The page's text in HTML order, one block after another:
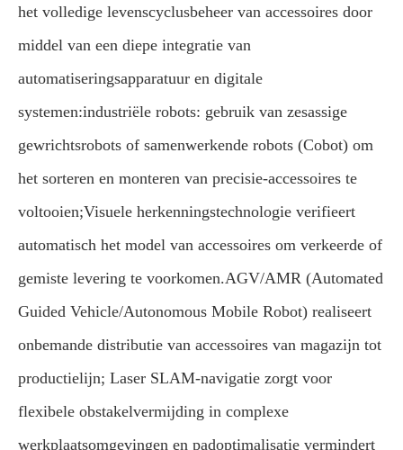
het volledige levenscyclusbeheer van accessoires door
middel van een diepe integratie van
automatiseringsapparatuur en digitale
systemen:industriële robots: gebruik van zesassige
gewrichtsrobots of samenwerkende robots (Cobot) om
het sorteren en monteren van precisie-accessoires te
voltooien;Visuele herkenningstechnologie verifieert
automatisch het model van accessoires om verkeerde of
gemiste levering te voorkomen.AGV/AMR (Automated
Guided Vehicle/Autonomous Mobile Robot) realiseert
onbemande distributie van accessoires van magazijn tot
productielijn; Laser SLAM-navigatie zorgt voor
flexibele obstakelvermijding in complexe
werkplaatsomgevingen en padoptimalisatie vermindert